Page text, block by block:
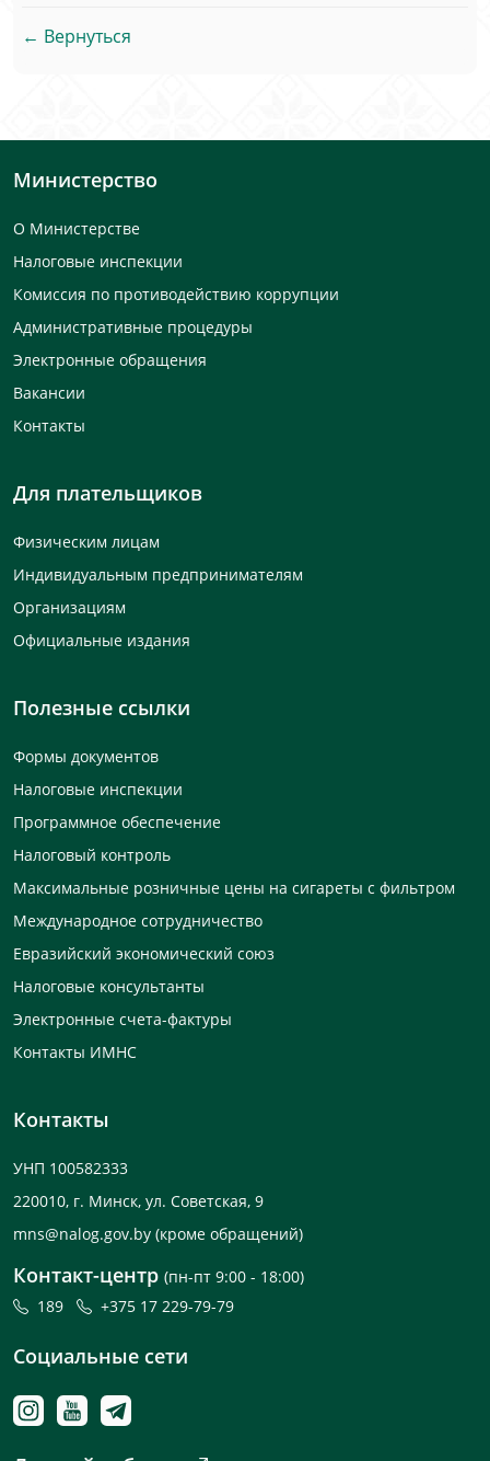
← Вернуться
Министерство
О Министерстве
Налоговые инспекции
Комиссия по противодействию коррупции
Административные процедуры
Электронные обращения
Вакансии
Контакты
Для плательщиков
Физическим лицам
Индивидуальным предпринимателям
Организациям
Официальные издания
Полезные ссылки
Формы документов
Налоговые инспекции
Программное обеспечение
Налоговый контроль
Максимальные розничные цены на сигареты с фильтром
Международное сотрудничество
Евразийский экономический союз
Налоговые консультанты
Электронные счета-фактуры
Контакты ИМНС
Контакты
УНП 100582333
220010, г. Минск, ул. Советская, 9
mns@nalog.gov.by (кроме обращений)
Контакт-центр (пн-пт 9:00 - 18:00)
189
+375 17 229-79-79
Социальные сети